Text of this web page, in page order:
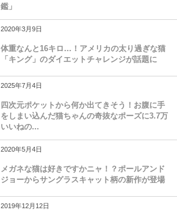
鑑」
2020年3月9日
体重なんと16キロ…！アメリカの太り過ぎな猫
「キング」のダイエットチャレンジが話題に
2025年7月4日
四次元ポケットから何か出てきそう！お腹に手
をしまい込んだ猫ちゃんの奇抜なポーズに3.7万
いいねの...
2020年5月4日
メガネな猫は好きですかニャ！？ポールアンド
ジョーからサングラスキャット柄の新作が登場
2019年12月12日